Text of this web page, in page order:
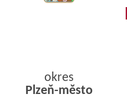
okres
Plzeň-město